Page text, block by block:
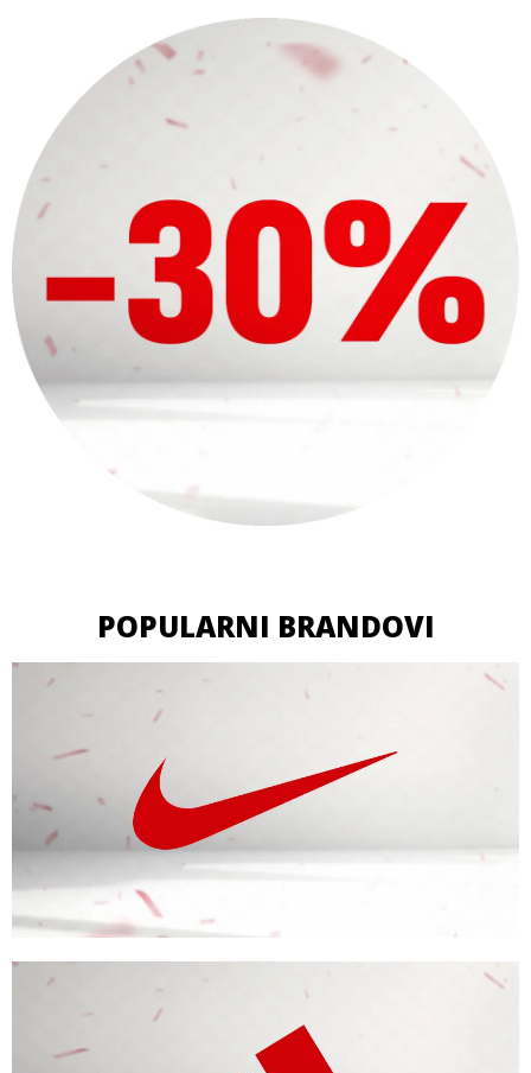
POPULARNI BRANDOVI